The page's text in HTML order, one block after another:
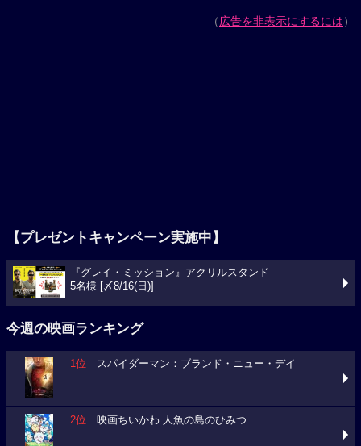
（広告を非表示にするには）
【プレゼントキャンペーン実施中】
『グレイ・ミッション』アクリルスタンド
5名様 [〆8/16(日)]
今週の映画ランキング
1位 スパイダーマン：ブランド・ニュー・デイ
2位 映画ちいかわ 人魚の島のひみつ